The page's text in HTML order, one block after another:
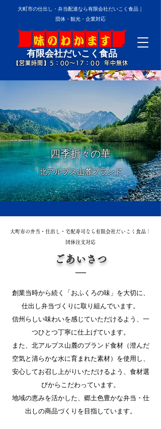
有限会社だいこく食品
【営業時間】5：00～17：00 年中無休
大町市の仕出し・弁当配達なら有限会社だいこく食品｜
団体・観光・企業対応
四季折々の華
北アルプス山麓ブランド
大町市の弁当・仕出し・宅配寿司なら有限会社だいこく食品｜
団体注文対応
ごあいさつ
​―
創業当時から続く「おふくろの味」を大切に、
仕出し弁当づくりに取り組んでいます。
信州らしい味わいを感じていただけるよう、一
つひとつ丁寧に仕上げています。
また、北アルプス山麓のブランド食材（澄んだ
空気と清らかな水に育まれた素材）を使用し、
安心してお召し上がりいただけるよう、食材選
びからこだわっています。
地域の恵みを活かした、郷土色豊かな弁当・仕
出しの商品づくりを目指しています。